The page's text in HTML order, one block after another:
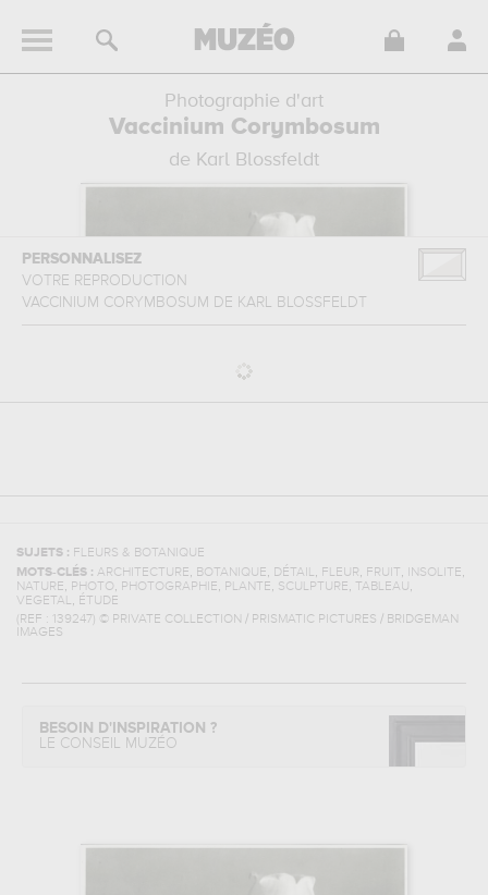
Photographie d'art
Vaccinium Corymbosum
de Karl Blossfeldt
PERSONNALISEZ
VOTRE REPRODUCTION
VACCINIUM CORYMBOSUM DE KARL BLOSSFELDT
SUJETS : FLEURS & BOTANIQUE
MOTS-CLÉS : ARCHITECTURE, BOTANIQUE, DÉTAIL, FLEUR, FRUIT, INSOLITE,
NATURE, PHOTO, PHOTOGRAPHIE, PLANTE, SCULPTURE, TABLEAU,
VEGETAL, ÉTUDE
(REF :
139247) © PRIVATE COLLECTION / PRISMATIC PICTURES / BRIDGEMAN
IMAGES
BESOIN D'INSPIRATION ?
LE CONSEIL MUZÉO